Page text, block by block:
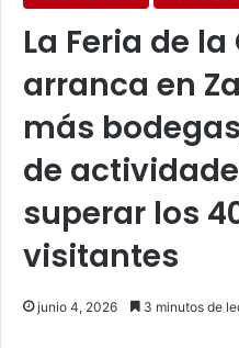
La Feria de
arranca en
más
de
superar los
visitantes
junio 4, 2026 3 minutos de